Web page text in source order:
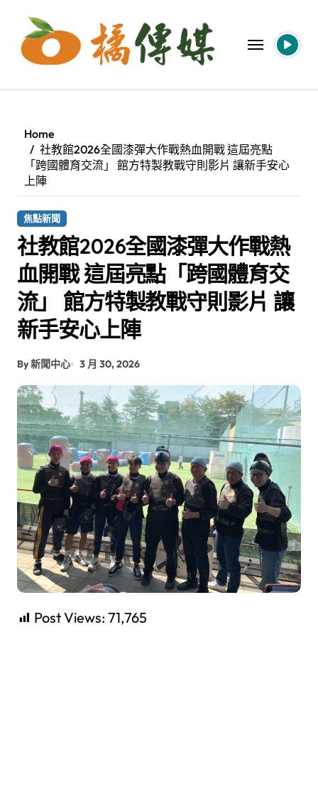
content
Home
社教館2026全國漆彈大作戰熱血開戰 這屆亮點
「跨國體育交流」 館方特製教戰守則影片 讓新手安心
上陣
焦點新聞
社教館2026全國漆彈大作戰熱
血開戰 這屆亮點「跨國體育交
流」 館方特製教戰守則影片 讓
新手安心上陣
By 新聞中心 3 月 30, 2026
Post Views: 71,765